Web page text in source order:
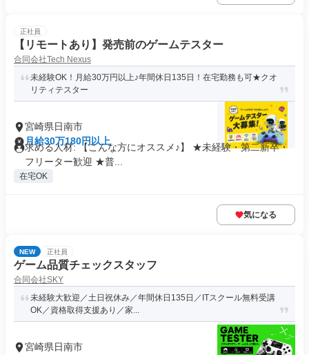
正社員
【リモートあり】発売前のゲームテスター
合同会社Tech Nexus
未経験OK！月給30万円以上♪年間休日135日！在宅勤務も可★クオ
リティテスター
宮崎県日南市
月給30万180円以上
求める人材: 【こんな方にオススメ♪】 ★未経験・第二新卒・
フリーター歓迎 ★普...
在宅OK
気になる
NEW 正社員
ゲーム品質チェックスタッフ
合同会社SKY
未経験大歓迎／土日祝休み／年間休日135日／ITスクール無料受講
OK／資格取得支援あり／家...
宮崎県日南市